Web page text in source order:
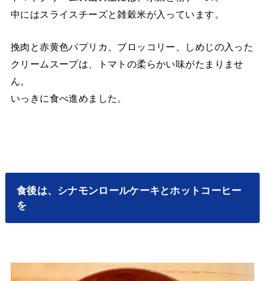
中にはスライスチーズと雑穀米が入っています。
挽肉と赤黄色パプリカ、ブロッコリー、しめじの入った
クリームスープは、トマトの柔らかい味がたまりませ
ん。
いっきに食べ進めました。
食後は、シナモンロールケーキとホットコーヒー
を